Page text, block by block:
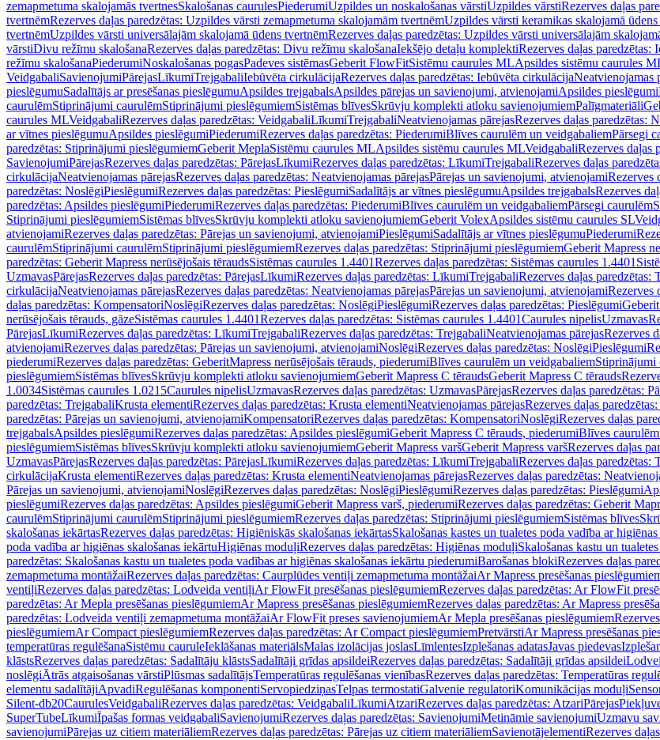
zemapmetuma skalojamās tvertnesSkalošanas caurulesPiederumiUzpildes un noskalošanas vārstiUzpildes vārstiRezerves daļas
tvertnēmRezerves daļas paredzētas: Uzpildes vārsti zemapmetuma skalojamām tvertnēmUzpildes vārsti keramikas skalojamā
tvertnēmUzpildes vārsti universālajām skalojamā ūdens tvertnēmRezerves daļas paredzētas: Uzpildes vārsti universālajām
vārstiDivu režīmu skalošanaRezerves daļas paredzētas: Divu režīmu skalošanaIekšējo detaļu komplektiRezerves daļas paredzētas:
režīmu skalošanaPiederumiNoskalošanas pogasPadeves sistēmasGeberit FlowFitSistēmu caurules MLApsildes sistēmu caurules
VeidgabaliSavienojumiPārejasLīkumiTrejgabaliIebūvēta cirkulācijaRezerves daļas paredzētas: Iebūvēta cirkulācijaNeatvienojamas
pieslēgumuSadalītājs ar presēšanas pieslēgumuApsildes trejgabalsApsildes pārejas un savienojumi, atvienojamiApsildes pieslēgumi
caurulēmStiprinājumi caurulēmStiprinājumi pieslēgumiemSistēmas blīvesSkrūvju komplekti atloku savienojumiemPalīgmateriāli
caurules MLVeidgabaliRezerves daļas paredzētas: VeidgabaliLīkumiTrejgabaliNeatvienojamas pārejasRezerves daļas paredzētas:
ar vītnes pieslēgumuApsildes pieslēgumiPiederumiRezerves daļas paredzētas: PiederumiBlīves caurulēm un veidgabaliemPārsegi
paredzētas: Stiprinājumi pieslēgumiemGeberit MeplaSistēmu caurules MLApsildes sistēmu caurules MLVeidgabaliRezerves daļas
SavienojumiPārejasRezerves daļas paredzētas: PārejasLīkumiRezerves daļas paredzētas: LīkumiTrejgabaliRezerves daļas
cirkulācijaNeatvienojamas pārejasRezerves daļas paredzētas: Neatvienojamas pārejasPārejas un savienojumi, atvienojamiRezerves
paredzētas: NoslēgiPieslēgumiRezerves daļas paredzētas: PieslēgumiSadalītājs ar vītnes pieslēgumuApsildes trejgabalsRezerves
paredzētas: Apsildes pieslēgumiPiederumiRezerves daļas paredzētas: PiederumiBlīves caurulēm un veidgabaliemPārsegi caurulēm
Stiprinājumi pieslēgumiemSistēmas blīvesSkrūvju komplekti atloku savienojumiemGeberit VolexApsildes sistēmu caurules SL
atvienojamiRezerves daļas paredzētas: Pārejas un savienojumi, atvienojamiPieslēgumiSadalītājs ar vītnes pieslēgumuPiederumi
caurulēmStiprinājumi caurulēmStiprinājumi pieslēgumiemRezerves daļas paredzētas: Stiprinājumi pieslēgumiemGeberit Mapress
paredzētas: Geberit Mapress nerūsējošais tēraudsSistēmas caurules 1.4401Rezerves daļas paredzētas: Sistēmas caurules 1.4401
UzmavasPārejasRezerves daļas paredzētas: PārejasLīkumiRezerves daļas paredzētas: LīkumiTrejgabaliRezerves daļas paredzētas:
cirkulācijaNeatvienojamas pārejasRezerves daļas paredzētas: Neatvienojamas pārejasPārejas un savienojumi, atvienojamiRezerves
daļas paredzētas: KompensatoriNoslēgiRezerves daļas paredzētas: NoslēgiPieslēgumiRezerves daļas paredzētas: Pieslēgumi
nerūsējošais tērauds, gāzeSistēmas caurules 1.4401Rezerves daļas paredzētas: Sistēmas caurules 1.4401Caurules nipelisUzmavas
PārejasLīkumiRezerves daļas paredzētas: LīkumiTrejgabaliRezerves daļas paredzētas: TrejgabaliNeatvienojamas pārejasRezerves
atvienojamiRezerves daļas paredzētas: Pārejas un savienojumi, atvienojamiNoslēgiRezerves daļas paredzētas: NoslēgiPieslēgumi
piederumiRezerves daļas paredzētas: GeberitMapress nerūsējošais tērauds, piederumiBlīves caurulēm un veidgabaliemStiprinājumi
pieslēgumiemSistēmas blīvesSkrūvju komplekti atloku savienojumiemGeberit Mapress C tēraudsGeberit Mapress C tērauds
1.0034Sistēmas caurules 1.0215Caurules nipelisUzmavasRezerves daļas paredzētas: UzmavasPārejasRezerves daļas paredzētas:
paredzētas: TrejgabaliKrusta elementiRezerves daļas paredzētas: Krusta elementiNeatvienojamas pārejasRezerves daļas
paredzētas: Pārejas un savienojumi, atvienojamiKompensatoriRezerves daļas paredzētas: KompensatoriNoslēgiRezerves daļas
trejgabalsApsildes pieslēgumiRezerves daļas paredzētas: Apsildes pieslēgumiGeberit Mapress C tērauds, piederumiBlīves
pieslēgumiemSistēmas blīvesSkrūvju komplekti atloku savienojumiemGeberit Mapress varšGeberit Mapress varšRezerves daļas
UzmavasPārejasRezerves daļas paredzētas: PārejasLīkumiRezerves daļas paredzētas: LīkumiTrejgabaliRezerves daļas paredzētas:
cirkulācijaKrusta elementiRezerves daļas paredzētas: Krusta elementiNeatvienojamas pārejasRezerves daļas paredzētas:
Pārejas un savienojumi, atvienojamiNoslēgiRezerves daļas paredzētas: NoslēgiPieslēgumiRezerves daļas paredzētas: Pieslēgumi
pieslēgumiRezerves daļas paredzētas: Apsildes pieslēgumiGeberit Mapress varš, piederumiRezerves daļas paredzētas: Geberit
caurulēmStiprinājumi caurulēmStiprinājumi pieslēgumiemRezerves daļas paredzētas: Stiprinājumi pieslēgumiemSistēmas blīves
skalošanas iekārtasRezerves daļas paredzētas: Higiēniskās skalošanas iekārtasSkalošanas kastes un tualetes poda vadība ar
poda vadība ar higiēnas skalošanas iekārtuHigiēnas moduļiRezerves daļas paredzētas: Higiēnas moduļiSkalošanas kastu un
paredzētas: Skalošanas kastu un tualetes poda vadības ar higiēnas skalošanas iekārtu piederumiBarošanas blokiRezerves daļas
zemapmetuma montāžaiRezerves daļas paredzētas: Caurplūdes ventiļi zemapmetuma montāžaiAr Mapress presēšanas
ventiļiRezerves daļas paredzētas: Lodveida ventiļiAr FlowFit presēšanas pieslēgumiemRezerves daļas paredzētas: Ar FlowFit
paredzētas: Ar Mepla presēšanas pieslēgumiemAr Mapress presēšanas pieslēgumiemRezerves daļas paredzētas: Ar Mapress
paredzētas: Lodveida ventiļi zemapmetuma montāžaiAr FlowFit preses savienojumiemAr Mepla presēšanas pieslēgumiem
pieslēgumiemAr Compact pieslēgumiemRezerves daļas paredzētas: Ar Compact pieslēgumiemPretvārstiAr Mapress presēšanas
temperatūras regulēšanaSistēmu cauruleIeklāšanas materiālsMalas izolācijas joslasLīmlentesIzplešanas adatasJavas piedevas
klāstsRezerves daļas paredzētas: Sadalītāju klāstsSadalītāji grīdas apsildeiRezerves daļas paredzētas: Sadalītāji grīdas apsildei
noslēgiĀtrās atgaisošanas vārstiPlūsmas sadalītājsTemperatūras regulēšanas vienībasRezerves daļas paredzētas: Temperatūras
elementu sadalītājiApvadiRegulēšanas komponentiServopiedziņasTelpas termostatiGalvenie regulatoriKomunikācijas moduļi
Silent-db20CaurulesVeidgabaliRezerves daļas paredzētas: VeidgabaliLīkumiAtzariRezerves daļas paredzētas: AtzariPārejas
SuperTubeLīkumiĪpašas formas veidgabaliSavienojumiRezerves daļas paredzētas: SavienojumiMetināmie savienojumiUzmavu
savienojumiPārejas uz citiem materiāliemRezerves daļas paredzētas: Pārejas uz citiem materiāliemSavienotājelementiRezerves